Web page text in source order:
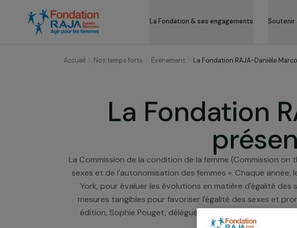
La Fondation & ses engagements
Nos temps forts La Fondation RAJA-
La
La Commission de la condition de la femme
sexes et de l'autonomisation des femmes ».
York, pour évaluer les évolutions en matière
mesures tangibles pour favoriser l'égalité des